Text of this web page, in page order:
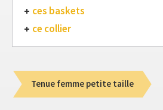
ces baskets
ce collier
Tenue femme petite taille